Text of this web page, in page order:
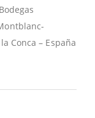
Conca – España